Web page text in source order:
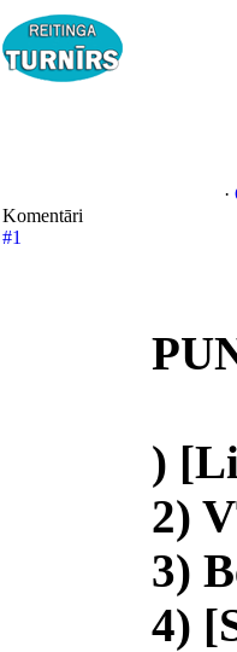
·
Komentāri
#1
)
2)
3)
4)